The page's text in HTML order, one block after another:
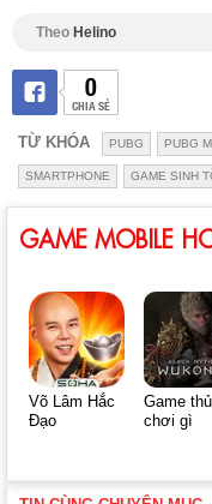
Theo Helino
0
CHIA SẺ
TỪ KHÓA PUBG PUBG
SMARTPHONE GAME SINH
GAME MOBILE
Võ Lâm Hắc
Đạo
Game thủ
chơi gì